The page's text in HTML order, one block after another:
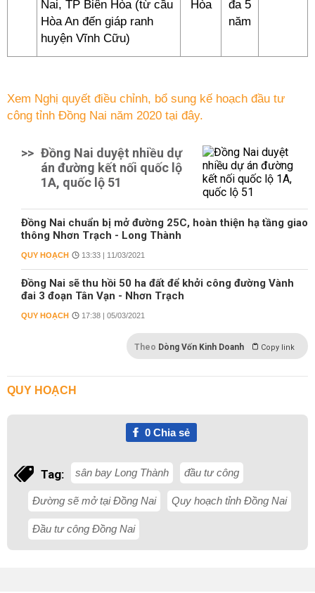
Nai, TP Biên Hòa (từ cầu
Hòa An đến giáp ranh
huyện Vĩnh Cữu)
Hòa
đa 5
năm
Xem Nghị quyết điều chỉnh, bổ sung kế hoạch đầu tư
công tỉnh Đồng Nai năm 2020 tại đây.
>> Đồng Nai duyệt nhiều dự
án đường kết nối quốc lộ
1A, quốc lộ 51
Đồng Nai chuẩn bị mở đường 25C, hoàn thiện hạ tầng giao
thông Nhơn Trạch - Long Thành
QUY HOẠCH 13:33 | 11/03/2021
Đồng Nai sẽ thu hồi 50 ha đất để khởi công đường Vành
đai 3 đoạn Tân Vạn - Nhơn Trạch
QUY HOẠCH 17:38 | 05/03/2021
Theo Dòng Vốn Kinh Doanh Copy link
QUY HOẠCH
0Chia sẻ
Tag: sân bay Long Thành đầu tư công
Đường sẽ mở tại Đồng Nai Quy hoạch tỉnh Đồng Nai
Đầu tư công Đồng Nai